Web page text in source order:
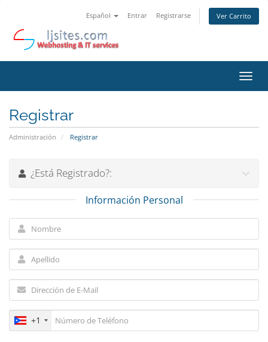
Español Entrar Registrarse Ver Carrito
Registrar
Administración Registrar
¿Está Registrado?:
Información Personal
+1